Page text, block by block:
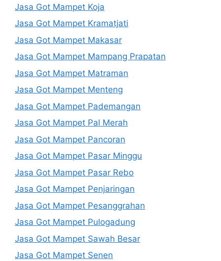
Jasa Got Mampet Koja
Jasa Got Mampet Kramatjati
Jasa Got Mampet Makasar
Jasa Got Mampet Mampang Prapatan
Jasa Got Mampet Matraman
Jasa Got Mampet Menteng
Jasa Got Mampet Pademangan
Jasa Got Mampet Pal Merah
Jasa Got Mampet Pancoran
Jasa Got Mampet Pasar Minggu
Jasa Got Mampet Pasar Rebo
Jasa Got Mampet Penjaringan
Jasa Got Mampet Pesanggrahan
Jasa Got Mampet Pulogadung
Jasa Got Mampet Sawah Besar
Jasa Got Mampet Senen